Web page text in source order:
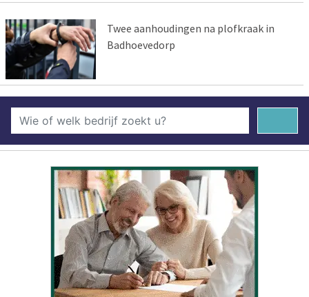
Twee aanhoudingen na plofkraak in
Badhoevedorp